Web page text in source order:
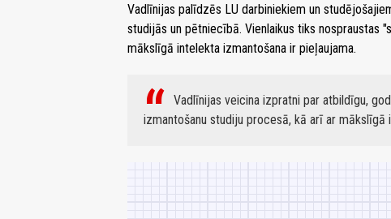
Vadlīnijas palīdzēs LU darbiniekiem un
studijās un pētniecībā. Vienlaikus tiks nospraustas
mākslīgā intelekta izmantošana ir pieļaujama.
Vadlīnijas veicina izpratni par atbildīgu,
izmantošanu studiju procesā, kā arī ar